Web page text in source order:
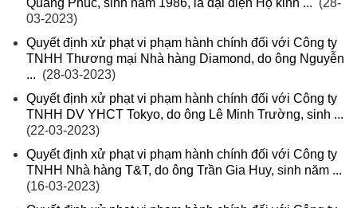
Quang Phúc, sinh năm 1986, là đại diện Hộ kinh ... (28-
03-2023)
Quyết định xử phạt vi phạm hành chính đối với Công ty
TNHH Thương mại Nhà hàng Diamond, do ông Nguyễn
... (28-03-2023)
Quyết định xử phạt vi phạm hành chính đối với Công ty
TNHH DV YHCT Tokyo, do ông Lê Minh Trường, sinh ...
(22-03-2023)
Quyết định xử phạt vi phạm hành chính đối với Công ty
TNHH Nhà hàng T&T, do ông Trần Gia Huy, sinh năm ...
(16-03-2023)